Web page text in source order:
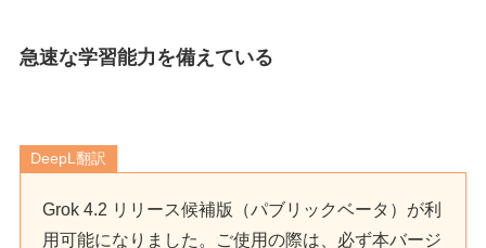
急速な学習能力を備えている
DeepL翻訳
Grok 4.2 リリース候補版（パブリックベータ）が利
用可能になりました。ご使用の際は、必ず本バージ